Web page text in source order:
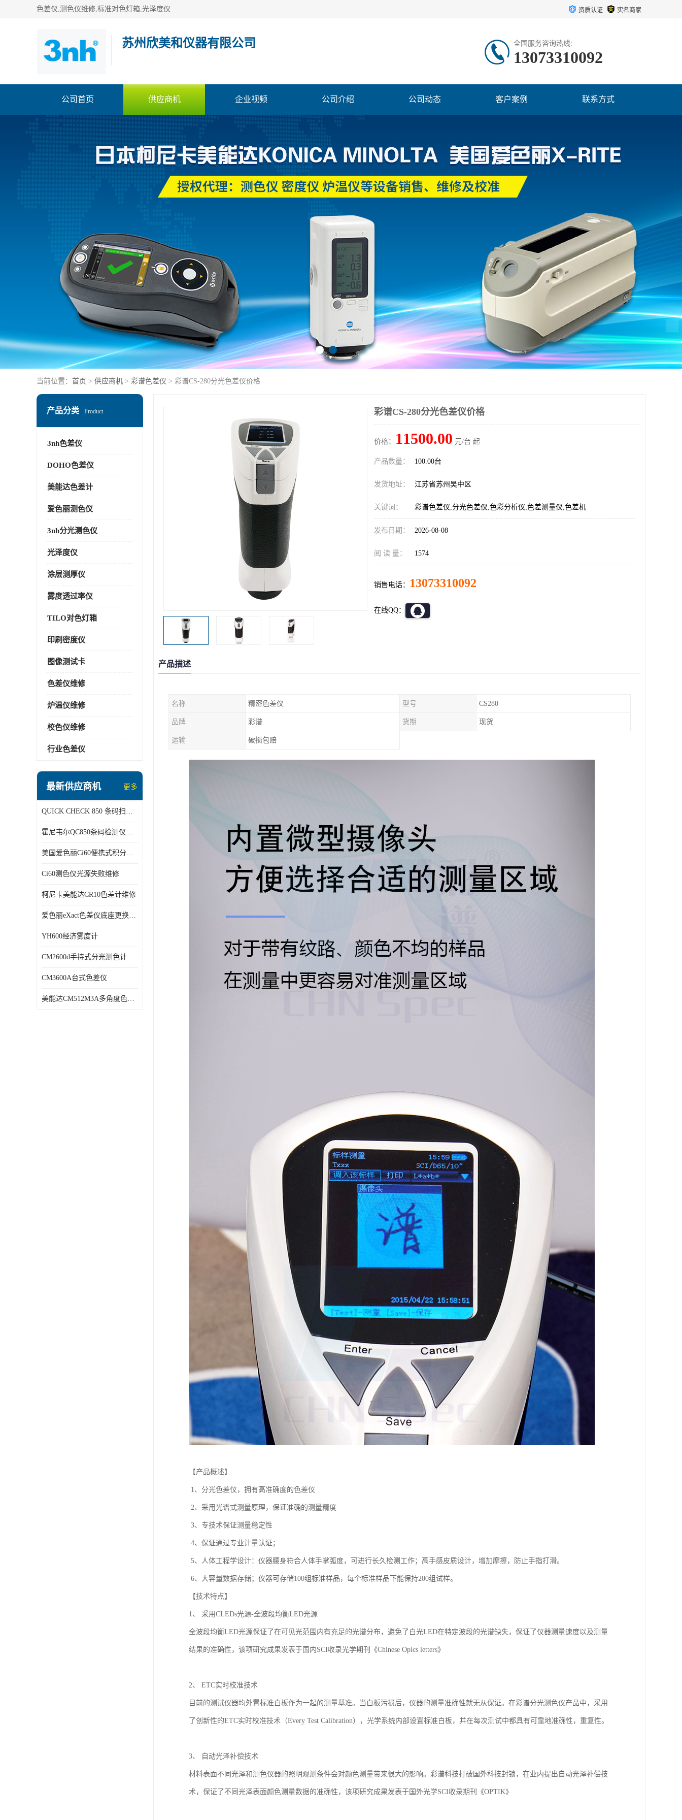
色差仪,测色仪维修,标准对色灯箱,光泽度仪 资质认证 实名商家
苏州欣美和仪器有限公司 全国服务咨询热线:
13073310092
公司首页 供应商机 企业视频 公司介绍 公司动态 客户案例 联系方式
当前位置： 首页 > 供应商机 > 彩谱色差仪 > 彩谱CS-280分光色差仪价格
产品分类 Product
3nh色差仪
DOHO色差仪
美能达色差计
爱色丽测色仪
3nh分光测色仪
光泽度仪
涂层测厚仪
雾度透过率仪
TILO对色灯箱
印刷密度仪
图像测试卡
色差仪维修
炉温仪维修
校色仪维修
行业色差仪
最新供应商机 更多
QUICK CHECK 850 条码扫描仪维修
霍尼韦尔QC850条码检测仪维修
美国爱色丽Ci60便携式积分球分光光度仪
Ci60测色仪光源失败维修
柯尼卡美能达CR10色差计维修
爱色丽eXact色差仪底座更换维修
YH600经济雾度计
CM2600d手持式分光测色计
CM3600A台式色差仪
美能达CM512M3A多角度色差仪维修
彩谱CS-280分光色差仪价格
价格： 11500.00 元/台 起
产品数量： 100.00台
发货地址： 江苏省苏州吴中区
关键词： 彩谱色差仪,分光色差仪,色彩分析仪,色差测量仪,色差机
发布日期： 2026-08-08
阅 读 量： 1574
销售电话： 13073310092
在线QQ：
产品描述
名称 精密色差仪 型号 CS280
品牌 彩谱 货期 现货
运输 破损包赔
【产品概述】
1、分光色差仪，拥有高准确度的色差仪
2、采用光谱式测量原理，保证准确的测量精度
3、 专技术保证测量稳定性
4、保证通过专业计量认证；
5、人体工程学设计： 仪器腰身符合人体手掌弧度，可进行长久检测工作；高手感皮质设计，增加摩擦，防止手指打滑。
6、大容量数据存储；仪器可存储100组标准样品，每个标准样品下能保持200组试样。
【技术特点】
1、 采用CLEDs光源-全波段均衡LED光源
全波段均衡LED光源保证了在可见光范围内有充足的光谱分布，避免了白光LED在特定波段的光谱缺失，保证了仪器测量速度以及测量
结果的准确性，该项研究成果发表于国内SCI收录光学期刊《Chinese Opics letters》
2、 ETC实时校准技术
目前的测试仪器均外置标准白板作为一起的测量基准。当白板污损后，仪器的测量准确性就无从保证。在彩谱分光测色仪产品中，采用
了创新性的ETC实时校准技术（Every Test Calibration），光学系统内部设置标准白板，并在每次测试中都具有可靠地准确性，重复性。
3、 自动光泽补偿技术
材料表面不同光泽和测色仪器的照明观测条件会对颜色测量带来很大的影响。彩谱科技打破国外科技封锁，在业内提出自动光泽补偿技
术，保证了不同光泽表面颜色测量数据的准确性，该项研究成果发表于国外光学SCI收录期刊《OPTIK》